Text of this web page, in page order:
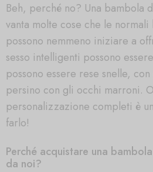
Beh, perché no? Una bambola
vanta molte cose che le
possono nemmeno iniziare a
sesso intelligenti possono
possono essere rese snelle,
persino con gli occhi marroni.
personalizzazione completi è
farlo!
Perché acquistare una
da noi?